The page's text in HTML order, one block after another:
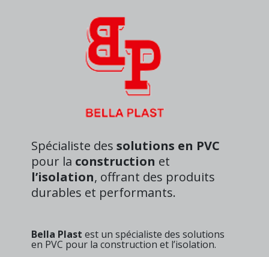
Spécialiste dessolutions en PVC
pour la construction et
l’isolation, offrant des produits
durables et performants.
Bella Plast est un spécialiste des solutions
en PVC pour la construction et l’isolation.